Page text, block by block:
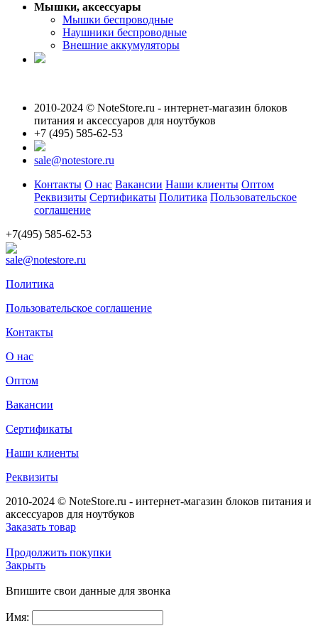
Мышки, аксессуары
Мышки беспроводные
Наушники беспроводные
Внешние аккумуляторы
2010-2024 © NoteStore.ru - интернет-магазин блоков
питания и аксессуаров для ноутбуков
+7 (495) 585-62-53
sale@notestore.ru
Контакты О нас Вакансии Наши клиенты Оптом
Реквизиты Сертификаты Политика Пользовательское
соглашение
+7(495) 585-62-53
sale@notestore.ru
Политика
Пользовательское соглашение
Контакты
О нас
Оптом
Вакансии
Сертификаты
Наши клиенты
Реквизиты
2010-2024 © NoteStore.ru - интернет-магазин блоков питания и
аксессуаров для ноутбуков
Заказать товар
Продолжить покупки
Закрыть
Впишите свои данные для звонка
Имя: